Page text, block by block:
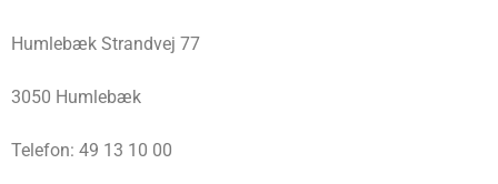
Humlebæk Strandvej 77
3050 Humlebæk
Telefon: 49 13 10 00